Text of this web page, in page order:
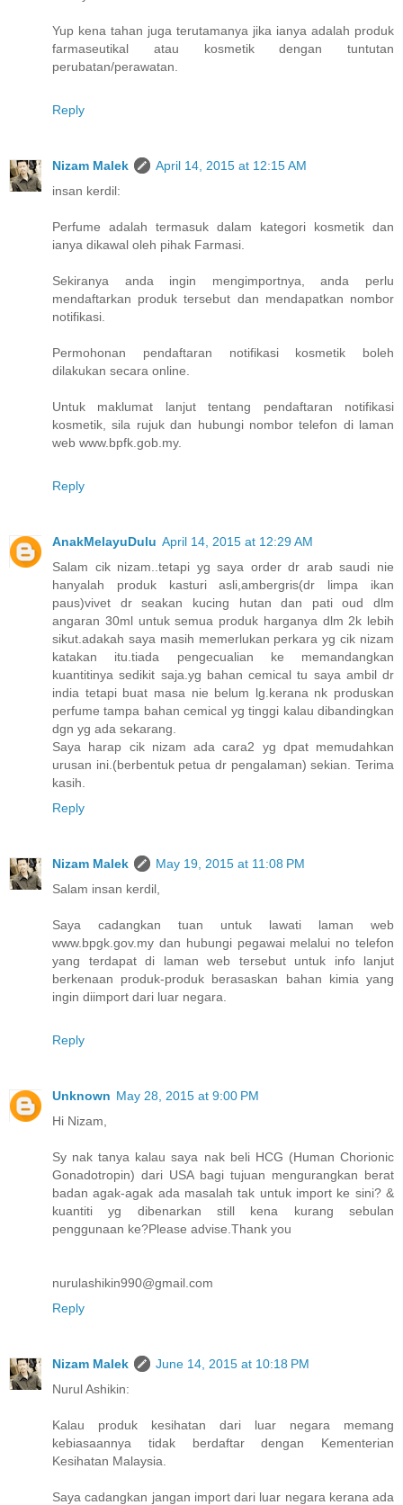
Yup kena tahan juga terutamanya jika ianya adalah produk
farmaseutikal atau kosmetik dengan tuntutan
perubatan/perawatan.
Reply
Nizam Malek
April 14, 2015 at 12:15 AM
insan kerdil:
Perfume adalah termasuk dalam kategori kosmetik dan
ianya dikawal oleh pihak Farmasi.
Sekiranya anda ingin mengimportnya, anda perlu
mendaftarkan produk tersebut dan mendapatkan nombor
notifikasi.
Permohonan pendaftaran notifikasi kosmetik boleh
dilakukan secara online.
Untuk maklumat lanjut tentang pendaftaran notifikasi
kosmetik, sila rujuk dan hubungi nombor telefon di laman
web www.bpfk.gob.my.
Reply
AnakMelayuDulu April 14, 2015 at 12:29 AM
Salam cik nizam..tetapi yg saya order dr arab saudi nie
hanyalah produk kasturi asli,ambergris(dr limpa ikan
paus)vivet dr seakan kucing hutan dan pati oud dlm
angaran 30ml untuk semua produk harganya dlm 2k lebih
sikut.adakah saya masih memerlukan perkara yg cik nizam
katakan itu.tiada pengecualian ke memandangkan
kuantitinya sedikit saja.yg bahan cemical tu saya ambil dr
india tetapi buat masa nie belum lg.kerana nk produskan
perfume tampa bahan cemical yg tinggi kalau dibandingkan
dgn yg ada sekarang.
Saya harap cik nizam ada cara2 yg dpat memudahkan
urusan ini.(berbentuk petua dr pengalaman) sekian. Terima
kasih.
Reply
Nizam Malek
May 19, 2015 at 11:08 PM
Salam insan kerdil,
Saya cadangkan tuan untuk lawati laman web
www.bpgk.gov.my dan hubungi pegawai melalui no telefon
yang terdapat di laman web tersebut untuk info lanjut
berkenaan produk-produk berasaskan bahan kimia yang
ingin diimport dari luar negara.
Reply
Unknown May 28, 2015 at 9:00 PM
Hi Nizam,
Sy nak tanya kalau saya nak beli HCG (Human Chorionic
Gonadotropin) dari USA bagi tujuan mengurangkan berat
badan agak-agak ada masalah tak untuk import ke sini? &
kuantiti yg dibenarkan still kena kurang sebulan
penggunaan ke?Please advise.Thank you
nurulashikin990@gmail.com
Reply
Nizam Malek
June 14, 2015 at 10:18 PM
Nurul Ashikin:
Kalau produk kesihatan dari luar negara memang
kebiasaannya tidak berdaftar dengan Kementerian
Kesihatan Malaysia.
Saya cadangkan jangan import dari luar negara kerana ada